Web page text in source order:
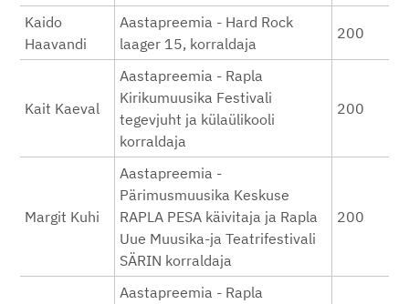
Kaido
Haavandi
Aastapreemia - Hard Rock
laager 15, korraldaja
200
Kait Kaeval
Aastapreemia - Rapla
Kirikumuusika Festivali
tegevjuht ja külaülikooli
korraldaja
200
Margit Kuhi
Aastapreemia -
Pärimusmuusika Keskuse
RAPLA PESA käivitaja ja Rapla
Uue Muusika-ja Teatrifestivali
SÄRIN korraldaja
200
Aastapreemia - Rapla